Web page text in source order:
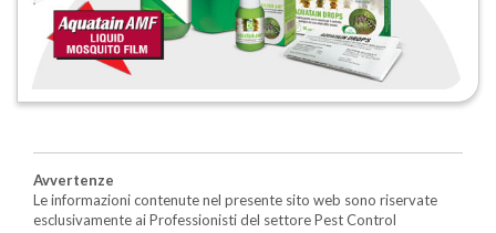
Avvertenze
Le informazioni contenute nel presente sito web sono riservate
esclusivamente ai Professionisti del settore Pest Control